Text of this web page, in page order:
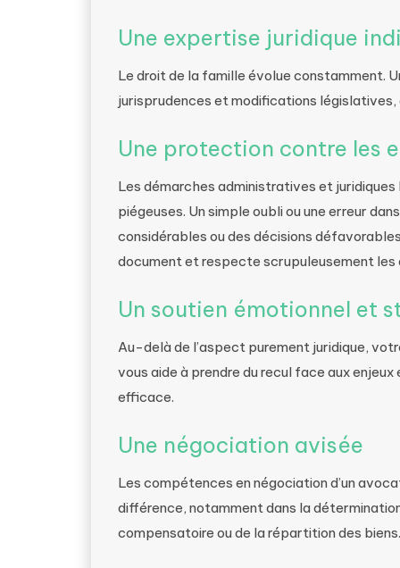
Une expertise juridique
Le droit de la famille évolue constamment.
jurisprudences et modifications
Une protection contre les
Les démarches administratives et
piégeuses. Un simple oubli ou une erreur
considérables ou des décisions
document et respecte scrupuleusement les
Un soutien émotionnel et
Au-delà de l’aspect purement juridique,
vous aide à prendre du recul face aux
efficace.
Une négociation avisée
Les compétences en négociation d’un
différence, notamment dans la
compensatoire ou de la répartition des biens.